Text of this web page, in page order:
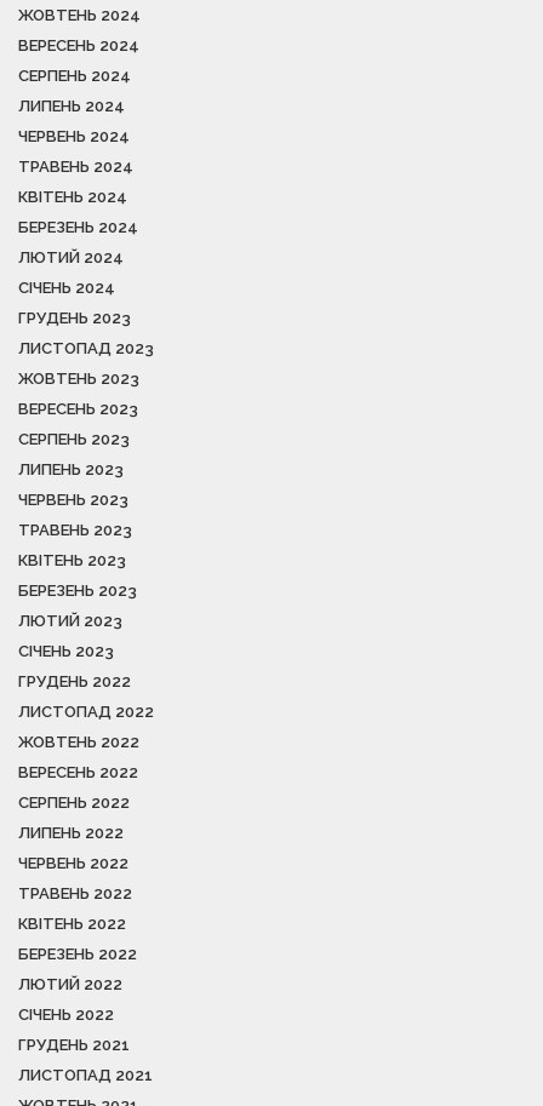
ЖОВТЕНЬ 2024
ВЕРЕСЕНЬ 2024
СЕРПЕНЬ 2024
ЛИПЕНЬ 2024
ЧЕРВЕНЬ 2024
ТРАВЕНЬ 2024
КВІТЕНЬ 2024
БЕРЕЗЕНЬ 2024
ЛЮТИЙ 2024
СІЧЕНЬ 2024
ГРУДЕНЬ 2023
ЛИСТОПАД 2023
ЖОВТЕНЬ 2023
ВЕРЕСЕНЬ 2023
СЕРПЕНЬ 2023
ЛИПЕНЬ 2023
ЧЕРВЕНЬ 2023
ТРАВЕНЬ 2023
КВІТЕНЬ 2023
БЕРЕЗЕНЬ 2023
ЛЮТИЙ 2023
СІЧЕНЬ 2023
ГРУДЕНЬ 2022
ЛИСТОПАД 2022
ЖОВТЕНЬ 2022
ВЕРЕСЕНЬ 2022
СЕРПЕНЬ 2022
ЛИПЕНЬ 2022
ЧЕРВЕНЬ 2022
ТРАВЕНЬ 2022
КВІТЕНЬ 2022
БЕРЕЗЕНЬ 2022
ЛЮТИЙ 2022
СІЧЕНЬ 2022
ГРУДЕНЬ 2021
ЛИСТОПАД 2021